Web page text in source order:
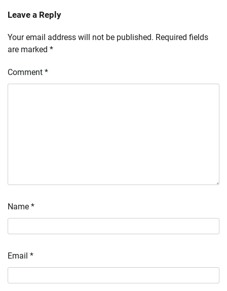
Leave a Reply
Your email address will not be published. Required fields
are marked *
Comment *
Name *
Email *